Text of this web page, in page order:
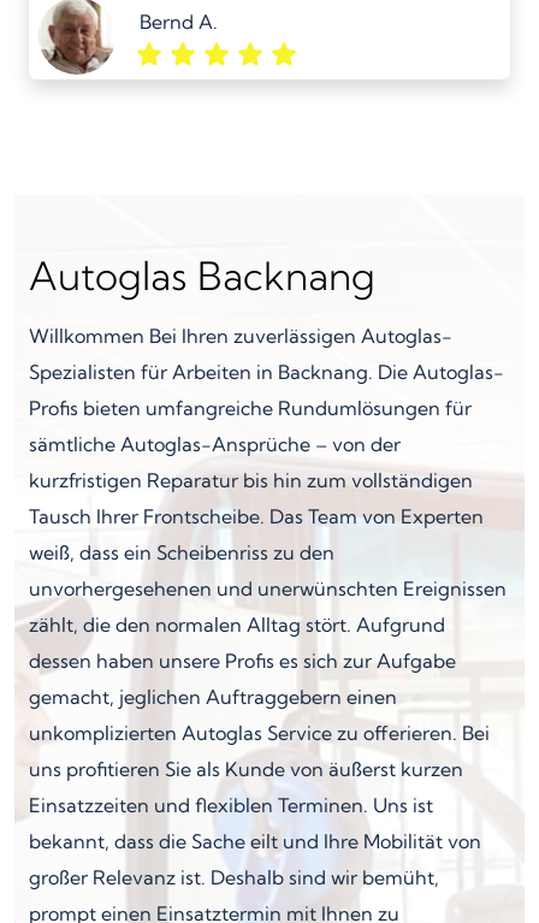
Bernd A.
Autoglas Backnang
Willkommen Bei Ihren zuverlässigen Autoglas-
Spezialisten für Arbeiten in Backnang. Die Autoglas-
Profis bieten umfangreiche Rundumlösungen für
sämtliche Autoglas-Ansprüche – von der
kurzfristigen Reparatur bis hin zum vollständigen
Tausch Ihrer Frontscheibe. Das Team von Experten
weiß, dass ein Scheibenriss zu den
unvorhergesehenen und unerwünschten Ereignissen
zählt, die den normalen Alltag stört. Aufgrund
dessen haben unsere Profis es sich zur Aufgabe
gemacht, jeglichen Auftraggebern einen
unkomplizierten Autoglas Service zu offerieren. Bei
uns profitieren Sie als Kunde von äußerst kurzen
Einsatzzeiten und flexiblen Terminen. Uns ist
bekannt, dass die Sache eilt und Ihre Mobilität von
großer Relevanz ist. Deshalb sind wir bemüht,
prompt einen Einsatztermin mit Ihnen zu